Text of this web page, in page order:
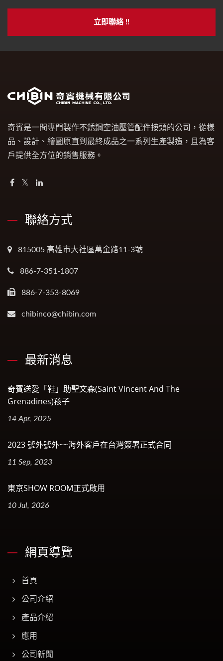
立即聯絡 !!
奇賓是一間專門製作不銹鋼空油壓管配件接頭的公司，從樣
品、設計、繪圖原直到最終成品之一系列生產製造，且為客
戶提供全方位的銷售服務。
聯絡方式
815005 高雄市大社區萬金路11-3號
886-7-351-1807
886-7-353-8069
chibinco@chibin.com
最新消息
奇賓送愛「鞋」助聖文森(Saint Vincent And The
Grenadines)孩子
14 Apr, 2025
2023 號外號外~~海外客戶在台灣簽署正式合同
11 Sep, 2023
東京SHOW ROOM正式啟用
10 Jul, 2026
網頁導覽
首頁
公司介紹
產品介紹
應用
公司新聞